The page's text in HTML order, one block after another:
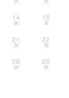
14 15
21 22
28 29